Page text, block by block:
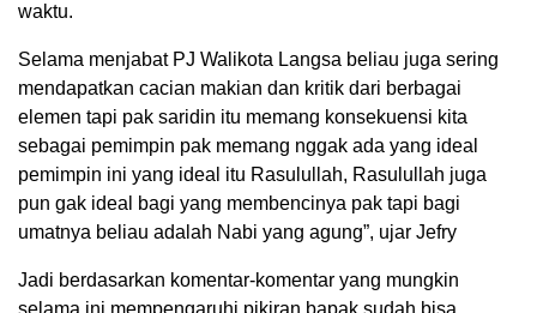
waktu.
Selama menjabat PJ Walikota Langsa beliau juga sering
mendapatkan cacian makian dan kritik dari berbagai
elemen tapi pak saridin itu memang konsekuensi kita
sebagai pemimpin pak memang nggak ada yang ideal
pemimpin ini yang ideal itu Rasulullah, Rasulullah juga
pun gak ideal bagi yang membencinya pak tapi bagi
umatnya beliau adalah Nabi yang agung”, ujar Jefry
Jadi berdasarkan komentar-komentar yang mungkin